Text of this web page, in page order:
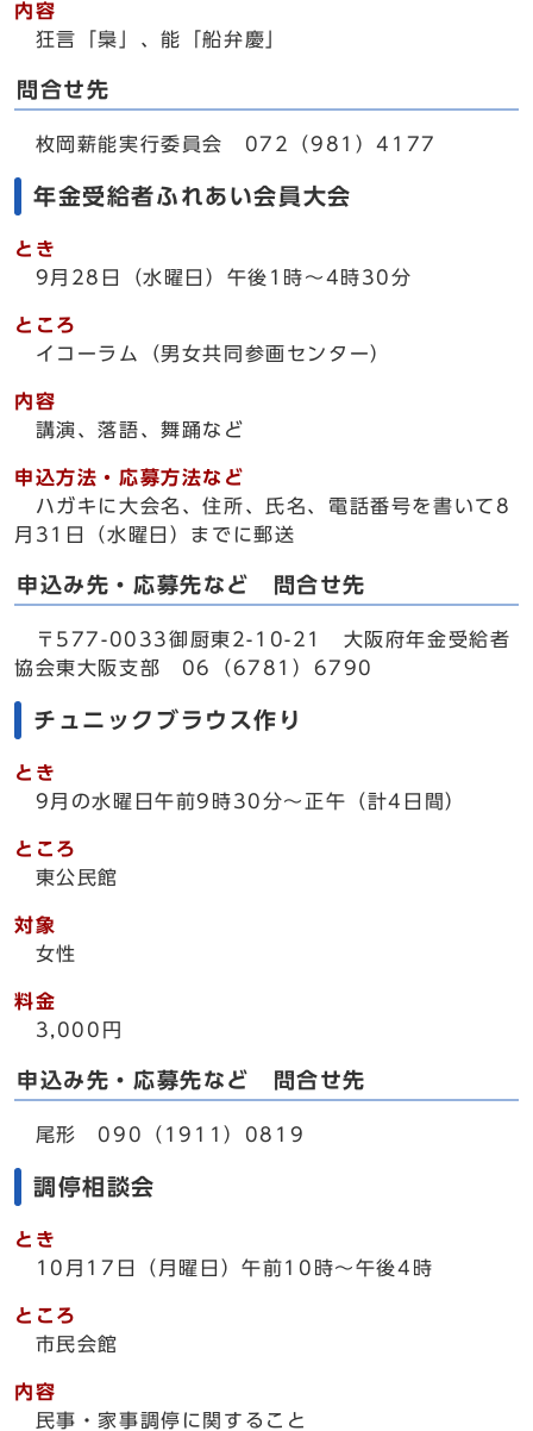
内容
狂言「梟」、能「船弁慶」
問合せ先
枚岡薪能実行委員会 072（981）4177
年金受給者ふれあい会員大会
とき
9月28日（水曜日）午後1時～4時30分
ところ
イコーラム（男女共同参画センター）
内容
講演、落語、舞踊など
申込方法・応募方法など
ハガキに大会名、住所、氏名、電話番号を書いて8
月31日（水曜日）までに郵送
申込み先・応募先など 問合せ先
〒577-0033御厨東2-10-21 大阪府年金受給者
協会東大阪支部 06（6781）6790
チュニックブラウス作り
とき
9月の水曜日午前9時30分～正午（計4日間）
ところ
東公民館
対象
女性
料金
3,000円
申込み先・応募先など 問合せ先
尾形 090（1911）0819
調停相談会
とき
10月17日（月曜日）午前10時～午後4時
ところ
市民会館
内容
民事・家事調停に関すること